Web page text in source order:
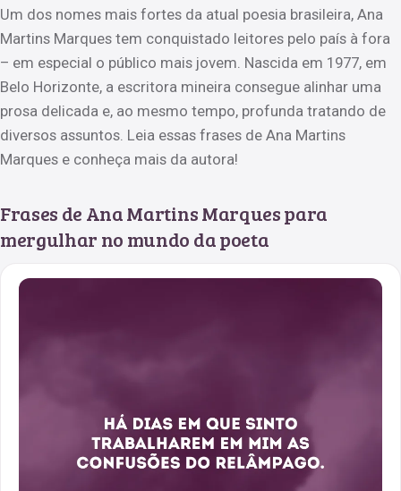
Um dos nomes mais fortes da atual poesia brasileira, Ana
Martins Marques tem conquistado leitores pelo país à fora
– em especial o público mais jovem. Nascida em 1977, em
Belo Horizonte, a escritora mineira consegue alinhar uma
prosa delicada e, ao mesmo tempo, profunda tratando de
diversos assuntos. Leia essas frases de Ana Martins
Marques e conheça mais da autora!
Frases de Ana Martins Marques para
mergulhar no mundo da poeta